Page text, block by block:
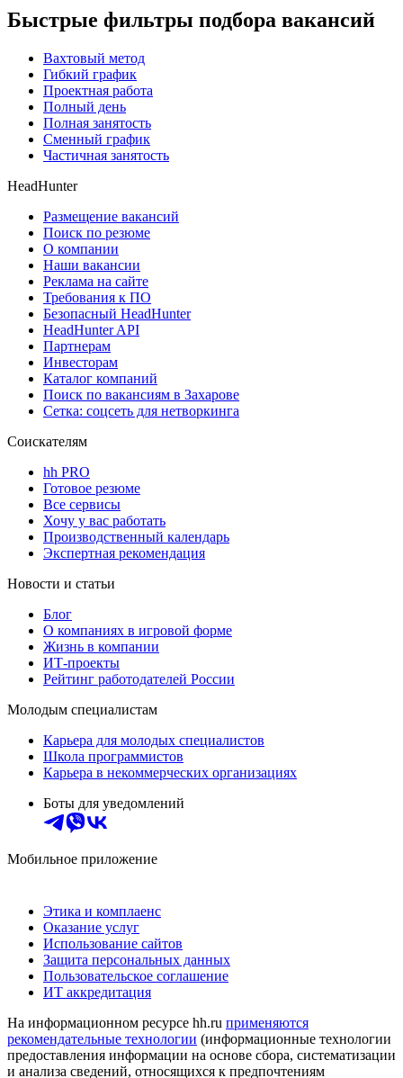
Быстрые фильтры подбора вакансий
Вахтовый метод
Гибкий график
Проектная работа
Полный день
Полная занятость
Сменный график
Частичная занятость
HeadHunter
Размещение вакансий
Поиск по резюме
О компании
Наши вакансии
Реклама на сайте
Требования к ПО
Безопасный HeadHunter
HeadHunter API
Партнерам
Инвесторам
Каталог компаний
Поиск по вакансиям в Захарове
Сетка: соцсеть для нетворкинга
Соискателям
hh PRO
Готовое резюме
Все сервисы
Хочу у вас работать
Производственный календарь
Экспертная рекомендация
Новости и статьи
Блог
О компаниях в игровой форме
Жизнь в компании
ИТ-проекты
Рейтинг работодателей России
Молодым специалистам
Карьера для молодых специалистов
Школа программистов
Карьера в некоммерческих организациях
Боты для уведомлений
Мобильное приложение
Этика и комплаенс
Оказание услуг
Использование сайтов
Защита персональных данных
Пользовательское соглашение
ИТ аккредитация
На информационном ресурсе hh.ru применяются
рекомендательные технологии (информационные технологии
предоставления информации на основе сбора, систематизации
и анализа сведений, относящихся к предпочтениям